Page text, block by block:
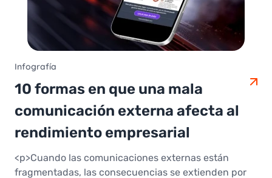
Infografía
10 formas en que una mala
comunicación externa afecta al
rendimiento empresarial
<p>Cuando las comunicaciones externas están
fragmentadas, las consecuencias se extienden por